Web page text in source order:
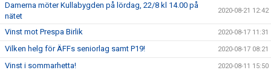
Damerna möter Kullabygden på lördag, 22/8 kl 14.00 på
nätet
2020-08-21 12:42
Vinst mot Prespa Birlik 2020-08-17 11:31
Vilken helg för ÄFFs seniorlag samt P19! 2020-08-17 08:21
Vinst i sommarhetta! 2020-08-11 15:50